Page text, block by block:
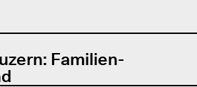
Familien-